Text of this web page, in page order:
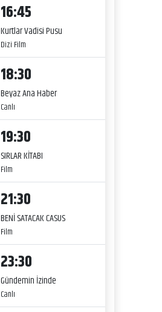
16:45
Kurtlar Vadisi Pusu
Dizi Film
18:30
Beyaz Ana Haber
Canlı
19:30
SIRLAR KİTABI
Film
21:30
BENİ SATACAK CASUS
Film
23:30
Gündemin İzinde
Canlı